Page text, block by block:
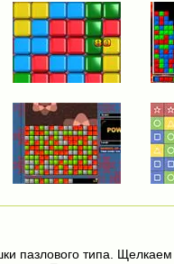
пазлового типа.